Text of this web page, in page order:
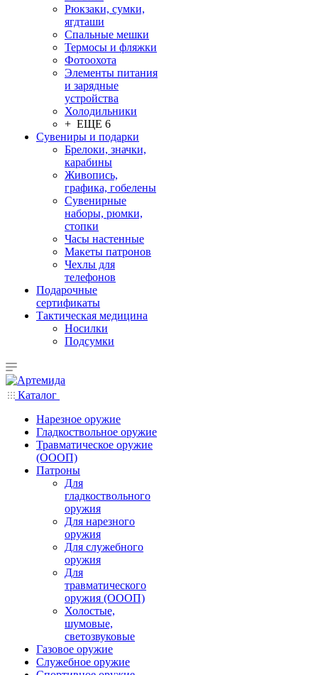
Рюкзаки, сумки,
ягдташи
Спальные мешки
Термосы и фляжки
Фотоохота
Элементы питания
и зарядные
устройства
Холодильники
+ ЕЩЕ 6
Сувениры и подарки
Брелоки, значки,
карабины
Живопись,
графика, гобелены
Сувенирные
наборы, рюмки,
стопки
Часы настенные
Макеты патронов
Чехлы для
телефонов
Подарочные
сертификаты
Тактическая медицина
Носилки
Подсумки
Каталог
Нарезное оружие
Гладкоствольное оружие
Травматическое оружие
(ОООП)
Патроны
Для
гладкоствольного
оружия
Для нарезного
оружия
Для служебного
оружия
Для
травматического
оружия (ОООП)
Холостые,
шумовые,
светозвуковые
Газовое оружие
Служебное оружие